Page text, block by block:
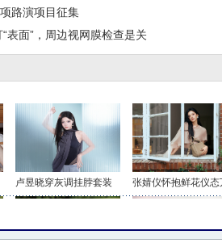
路演项目征集
表面”，周边视网膜检查是关
卢昱晓穿灰调挂脖套装 张婧仪怀抱鲜花仪态